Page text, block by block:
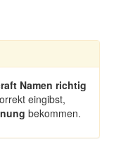
Namen richtig
eingibst,
bekommen.